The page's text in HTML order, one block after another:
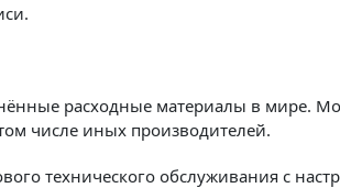
расходные материалы в мире.
числе иных производителей.
технического обслуживания с